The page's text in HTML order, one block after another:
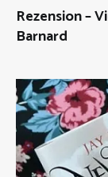
Rezension –
Barnard